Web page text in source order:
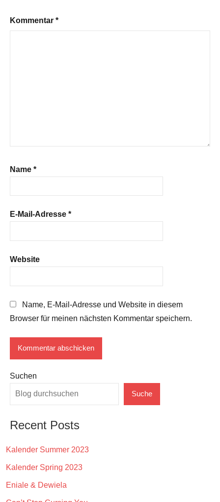
Kommentar *
Name *
E-Mail-Adresse *
Website
Name, E-Mail-Adresse und Website in diesem
Browser für meinen nächsten Kommentar speichern.
Suchen
Suche
Recent Posts
Kalender Summer 2023
Kalender Spring 2023
Eniale & Dewiela